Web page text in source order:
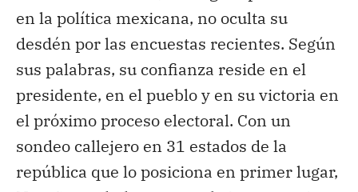
en la política mexicana, no oculta su
desdén por las encuestas recientes. Según
sus palabras, su confianza reside en el
presidente, en el pueblo y en su victoria en
el próximo proceso electoral. Con un
sondeo callejero en 31 estados de la
república que lo posiciona en primer lugar,